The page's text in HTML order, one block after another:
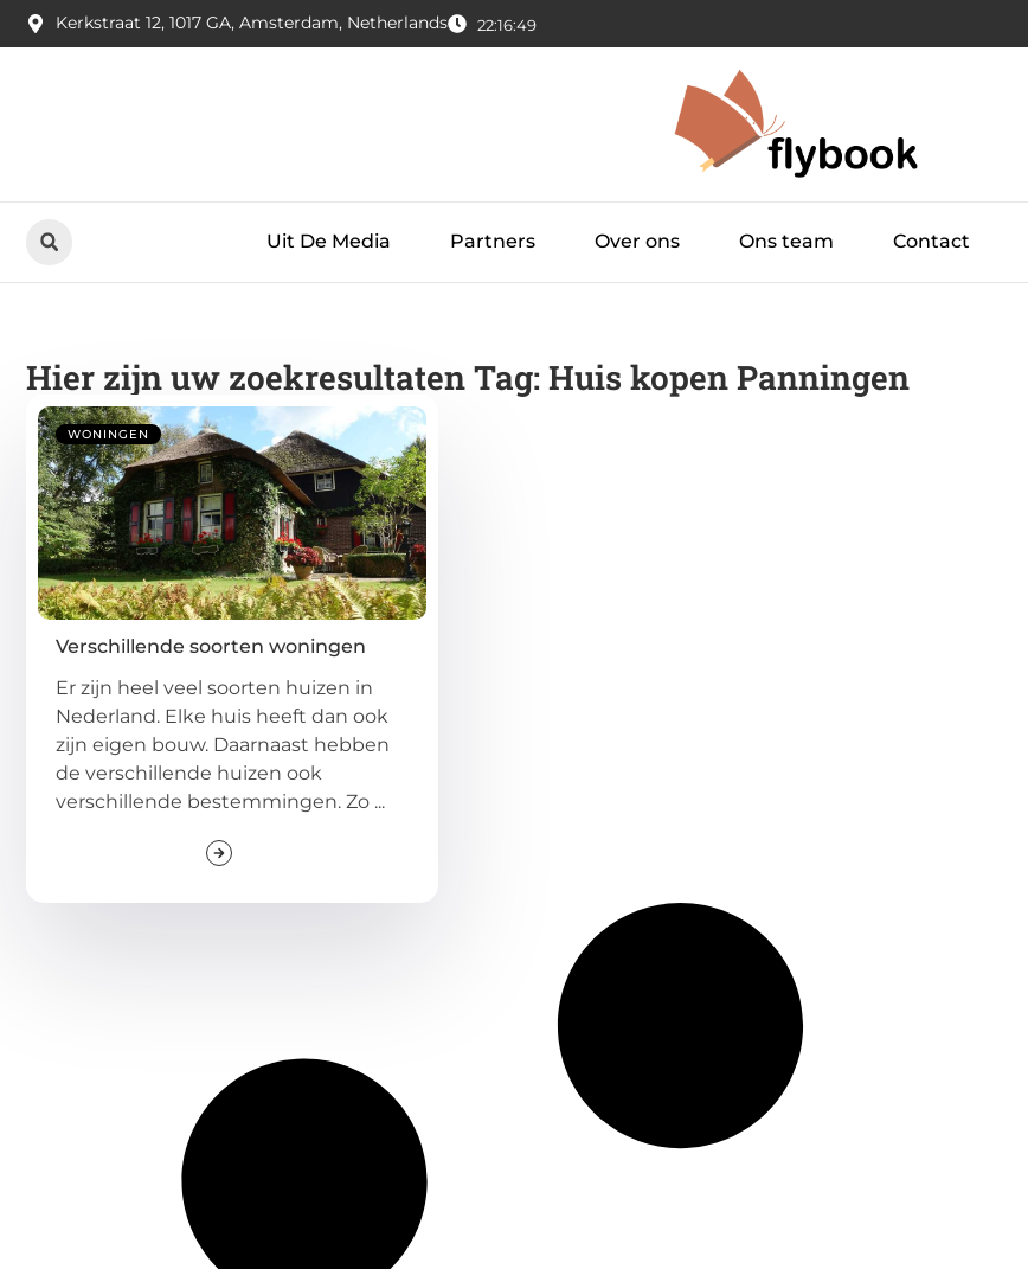
Kerkstraat 12, 1017 GA, Amsterdam, Netherlands 22:16:50
Uit De Media Partners Over ons Ons team Contact
Hier zijn uw zoekresultaten Tag: Huis kopen Panningen
WONINGEN
Verschillende soorten woningen
Er zijn heel veel soorten huizen in
Nederland. Elke huis heeft dan ook
zijn eigen bouw. Daarnaast hebben
de verschillende huizen ook
verschillende bestemmingen. Zo ...